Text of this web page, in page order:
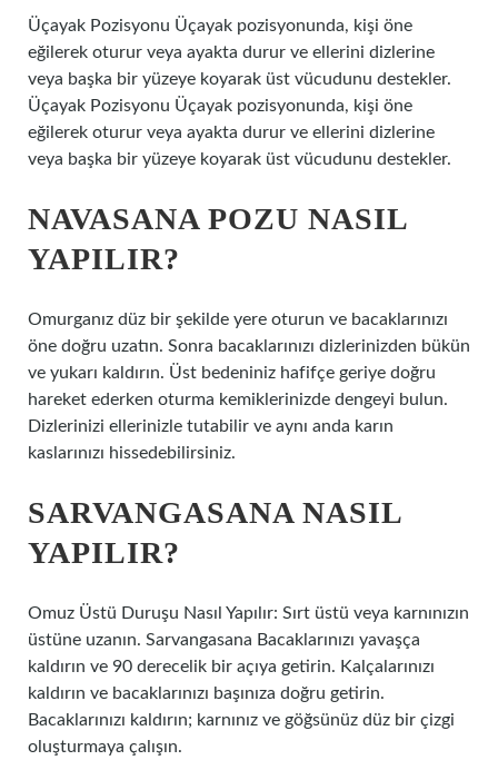
Üçayak Pozisyonu Üçayak pozisyonunda, kişi öne
eğilerek oturur veya ayakta durur ve ellerini dizlerine
veya başka bir yüzeye koyarak üst vücudunu destekler.
Üçayak Pozisyonu Üçayak pozisyonunda, kişi öne
eğilerek oturur veya ayakta durur ve ellerini dizlerine
veya başka bir yüzeye koyarak üst vücudunu destekler.
NAVASANA POZU NASIL
YAPILIR?
Omurganız düz bir şekilde yere oturun ve bacaklarınızı
öne doğru uzatın. Sonra bacaklarınızı dizlerinizden bükün
ve yukarı kaldırın. Üst bedeniniz hafifçe geriye doğru
hareket ederken oturma kemiklerinizde dengeyi bulun.
Dizlerinizi ellerinizle tutabilir ve aynı anda karın
kaslarınızı hissedebilirsiniz.
SARVANGASANA NASIL
YAPILIR?
Omuz Üstü Duruşu Nasıl Yapılır: Sırt üstü veya karnınızın
üstüne uzanın. Sarvangasana Bacaklarınızı yavaşça
kaldırın ve 90 derecelik bir açıya getirin. Kalçalarınızı
kaldırın ve bacaklarınızı başınıza doğru getirin.
Bacaklarınızı kaldırın; karnınız ve göğsünüz düz bir çizgi
oluşturmaya çalışın.